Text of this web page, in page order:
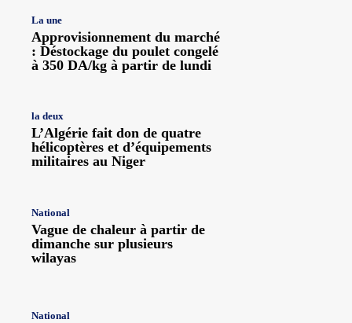
La une
Approvisionnement du marché
: Déstockage du poulet congelé
à 350 DA/kg à partir de lundi
la deux
L’Algérie fait don de quatre
hélicoptères et d’équipements
militaires au Niger
National
Vague de chaleur à partir de
dimanche sur plusieurs
wilayas
National